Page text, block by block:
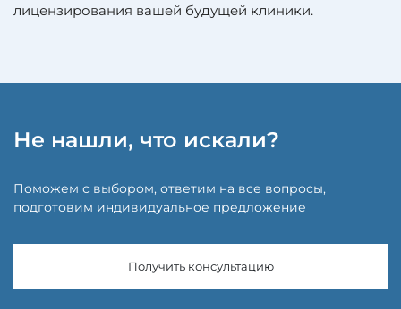
лицензирования вашей будущей клиники.
Не нашли, что искали?
Поможем с выбором, ответим на все вопросы,
подготовим индивидуальное предложение
Получить консультацию